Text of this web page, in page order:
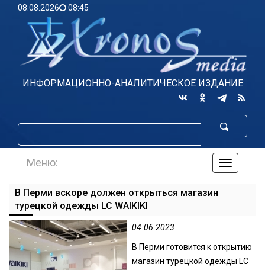
08.08.2026 08:45
ИНФОРМАЦИОННО-АНАЛИТИЧЕСКОЕ ИЗДАНИЕ
по
Меню:
В Перми вскоре должен открыться магазин
турецкой одежды LC WAIKIKI
04.06.2023
В Перми готовится к открытию
магазин турецкой одежды LC